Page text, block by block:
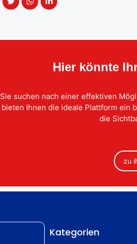
Hier könnte
Sie suchen nach einer effektiven
bieten Ihnen die ideale Plattform ein
die
zu
Kategorien